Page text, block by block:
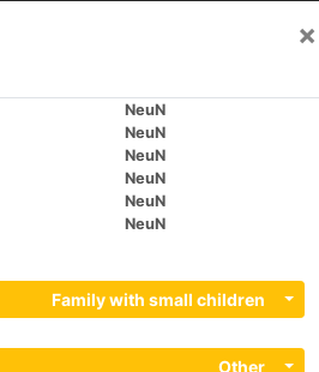
×
NeuN
NeuN
NeuN
NeuN
NeuN
NeuN
Family with small children
Other
& Spa